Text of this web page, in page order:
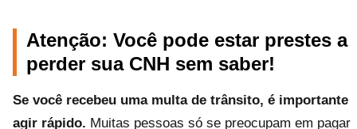
Atenção: Você pode estar prestes a
perder sua CNH sem saber!
Se você recebeu uma multa de trânsito, é importante
agir rápido. Muitas pessoas só se preocupam em pagar